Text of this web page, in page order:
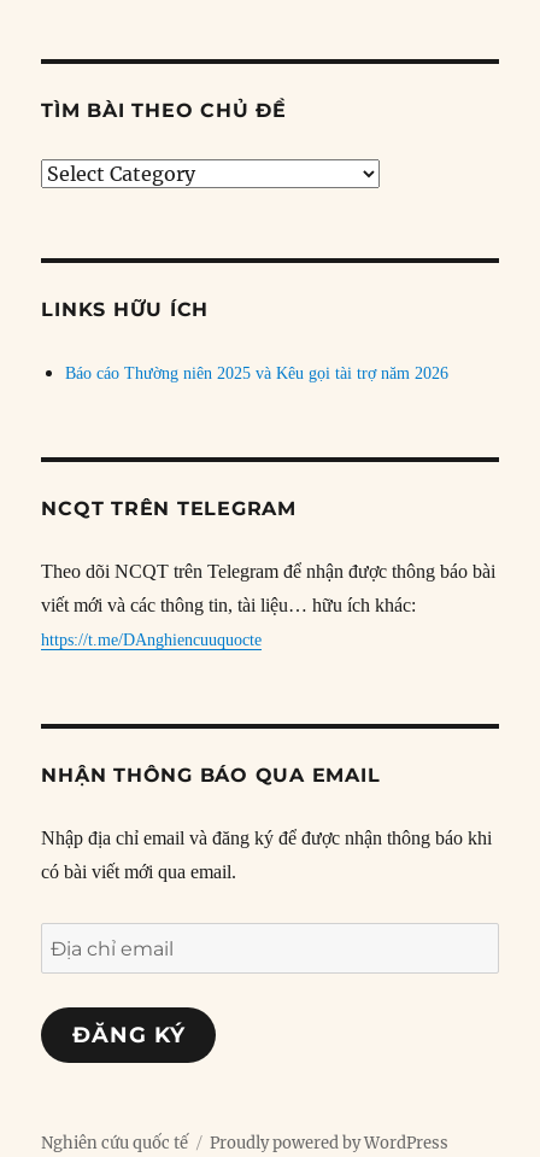
TÌM BÀI THEO CHỦ ĐỀ
Tìm
đề
LINKS HỮU ÍCH
Báo cáo Thường niên 2025 và Kêu gọi tài trợ năm 2026
NCQT TRÊN TELEGRAM
Theo dõi NCQT trên Telegram để nhận được thông báo bài
viết mới và các thông tin, tài liệu… hữu ích khác:
https://t.me/DAnghiencuuquocte
NHẬN THÔNG BÁO QUA EMAIL
Nhập địa chỉ email và đăng ký để được nhận thông báo khi
có bài viết mới qua email.
Địa
chỉ
email
ĐĂNG KÝ
Nghiên cứu quốc tế Proudly powered by WordPress